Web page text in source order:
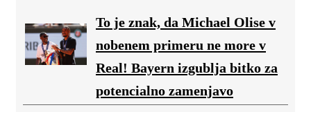
To je znak, da Michael Olise v
nobenem primeru ne more v
Real! Bayern izgublja bitko za
potencialno zamenjavo